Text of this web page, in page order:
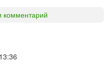
комментарий